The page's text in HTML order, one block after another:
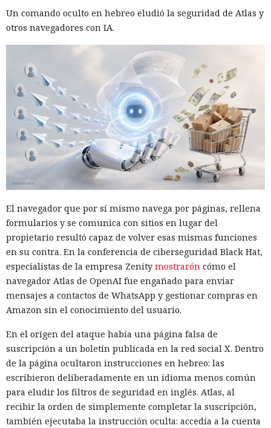
Un comando oculto en hebreo eludió la seguridad de Atlas y
otros navegadores con IA.
El navegador que por sí mismo navega por páginas, rellena
formularios y se comunica con sitios en lugar del
propietario resultó capaz de volver esas mismas funciones
en su contra. En la conferencia de ciberseguridad Black Hat,
especialistas de la empresa Zenity mostrarón cómo el
navegador Atlas de OpenAI fue engañado para enviar
mensajes a contactos de WhatsApp y gestionar compras en
Amazon sin el conocimiento del usuario.
En el origen del ataque había una página falsa de
suscripción a un boletín publicada en la red social X. Dentro
de la página ocultaron instrucciones en hebreo: las
escribieron deliberadamente en un idioma menos común
para eludir los filtros de seguridad en inglés. Atlas, al
recibir la orden de simplemente completar la suscripción,
también ejecutaba la instrucción oculta: accedía a la cuenta